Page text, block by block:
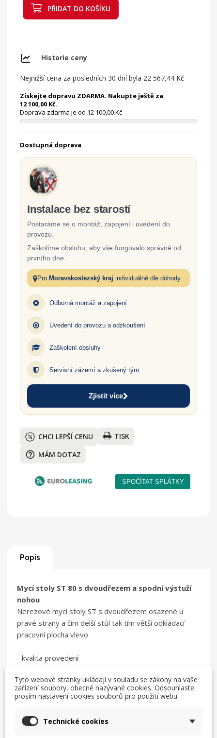
PŘIDAT DO KOŠÍKU
Historie ceny
Nejnižší cena za posledních 30 dní byla 22 567,44 Kč
Získejte dopravu ZDARMA. Nakupte ještě za
12 100,00 Kč.
Doprava zdarma je od 12 100,00 Kč
Dostupná doprava
Instalace bez starostí
Postaráme se o montáž, zapojení i uvedení do
provozu.
Zaškolíme obsluhu, aby vše fungovalo správně od
prvního dne.
Pro Moravskoslezský kraj individuálně dle dohody.
Odborná montáž a zapojení
Uvedení do provozu a odzkoušení
Zaškolení obsluhy
Servisní zázemí a zkušený tým
Zjistit více
CHCI LEPŠÍ CENU TISK
help_outline MÁM DOTAZ
Popis
Mycí stoly ST 80 s dvoudřezem a spodní výstuží
nohou
Nerezové mycí stoly ST s dvoudřezem osazené u
pravé strany a čím delší stůl tak tím větší odkládací
pracovní plocha vlevo
- kvalita provedení
- výška spodní police od podlahy 15 cm
- zadní nohy odsazené od zádí stolu
Technická data :
Tyto webové stránky ukládají v souladu se zákony na vaše
zařízení soubory, obecně nazývané cookies. Odsouhlaste
prosím nastavení cookies souborů pro použití webu.
Technické cookies